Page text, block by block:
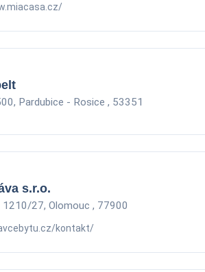
Pardubice - Rosice , 53351
s.r.o.
1210/27, Olomouc , 77900
kontakt/